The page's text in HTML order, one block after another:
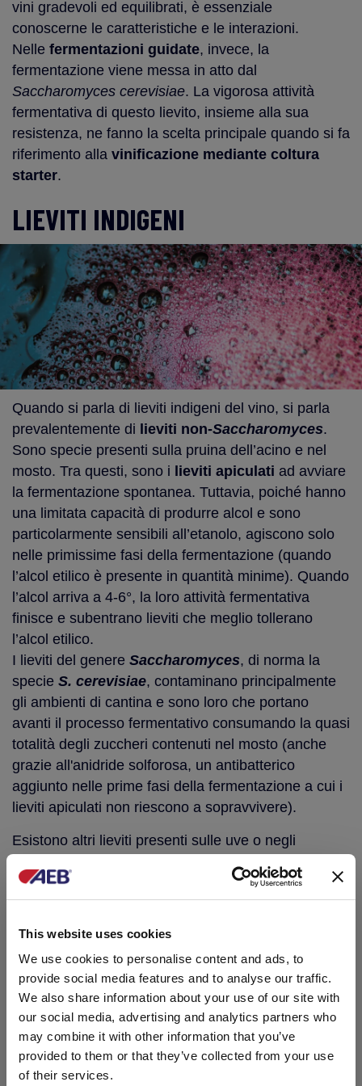
This website uses cookies
We use cookies to personalise content and ads, to
provide social media features and to analyse our traffic.
We also share information about your use of our site with
our social media, advertising and analytics partners who
may combine it with other information that you’ve
provided to them or that they’ve collected from your use
of their services.
vini gradevoli ed equilibrati, è essenziale
conoscerne le caratteristiche e le interazioni.
Nelle fermentazioni guidate, invece, la
fermentazione viene messa in atto dal
Saccharomyces cerevisiae. La vigorosa attività
fermentativa di questo lievito, insieme alla sua
resistenza, ne fanno la scelta principale quando si fa
riferimento alla vinificazione mediante coltura
starter.
LIEVITI INDIGENI
Quando si parla di lieviti indigeni del vino, si parla
prevalentemente di lieviti non-Saccharomyces.
Sono specie presenti sulla pruina dell’acino e nel
mosto. Tra questi, sono i lieviti apiculati ad avviare
la fermentazione spontanea. Tuttavia, poiché hanno
una limitata capacità di produrre alcol e sono
particolarmente sensibili all’etanolo, agiscono solo
nelle primissime fasi della fermentazione (quando
l’alcol etilico è presente in quantità minime). Quando
l’alcol arriva a 4-6°, la loro attività fermentativa
finisce e subentrano lieviti che meglio tollerano
l’alcol etilico.
I lieviti del genere Saccharomyces, di norma la
specie S. cerevisiae, contaminano principalmente
gli ambienti di cantina e sono loro che portano
avanti il processo fermentativo consumando la quasi
totalità degli zuccheri contenuti nel mosto (anche
grazie all'anidride solforosa, un antibatterico
aggiunto nelle prime fasi della fermentazione a cui i
lieviti apiculati non riescono a sopravvivere).
Esistono altri lieviti presenti sulle uve o negli
di invecchiamento, possono intervenire e alterare la
qualità finale del vino. Ad esempio, durante
note sgradevoli di sudore di cavallo. Inoltre, sul finire
della fermentazione, bisogna evitare un eccessivo
contatto con l’ossigeno durante la conservazione del
vino, in quanto potrebbe verificarsi la fioretta,
malattia del vino che si manifesta con un velo
biancastro in superficie ed è causata da lieviti a